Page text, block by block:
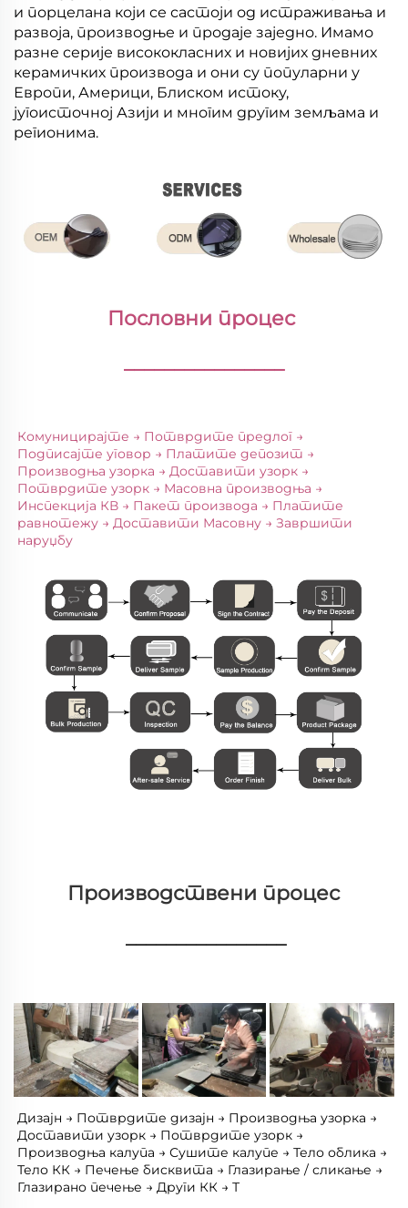
и порцелана који се састоји од истраживања и
развоја, производње и продаје заједно. Имамо
разне серије висококласних и новијих дневних
керамичких производа и они су популарни у
Европи, Америци, Блиском истоку,
југоисточној Азији и многим другим земљама и
регионима.
Пословни процес
________________
Комуницирајте → Потврдите предлог →
Подписајте уговор → Платите депозит →
Производња узорка → Доставити узорк →
Потврдите узорк → Масовна производња →
Инспекција КВ → Пакет производа → Платите
равнотежу → Доставити Масовну → Завршити
наруџбу
Производствени процес
________________
Дизајн → Потврдите дизајн → Производња узорка →
Доставити узорк → Потврдите узорк →
Производња калупа → Сушите калупе → Тело облика →
Тело КК → Печење бисквита → Глазирање / сликање →
Глазирано печење → Други КК → Т